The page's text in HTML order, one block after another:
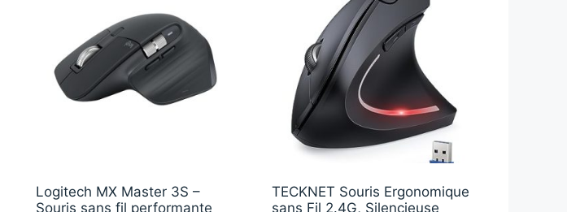
Logitech MX Master 3S –
Souris sans fil performante
TECKNET Souris Ergonomique
sans Fil 2.4G, Silencieuse